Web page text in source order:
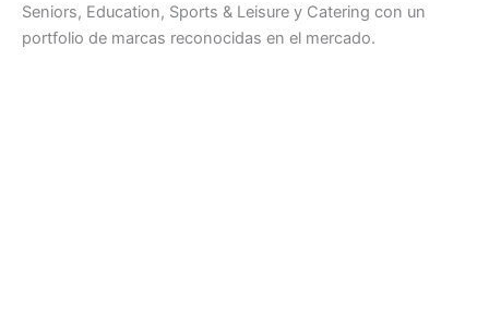
Seniors, Education, Sports & Leisure y Catering con un
portfolio de marcas reconocidas en el mercado.